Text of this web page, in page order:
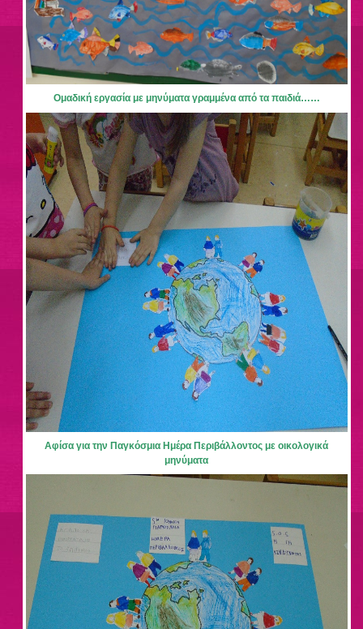
Ομαδική εργασία με μηνύματα γραμμένα από τα παιδιά……
Αφίσα για την Παγκόσμια Ημέρα Περιβάλλοντος με οικολογικά
μηνύματα